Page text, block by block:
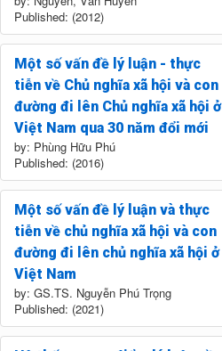
Published: (2012)
Một số vấn đề lý luận - thực
tiễn về Chủ nghĩa xã hội và con
đường đi lên Chủ nghĩa xã hội ở
Việt Nam qua 30 năm đổi mới
by: Phùng Hữu Phú
Published: (2016)
Một số vấn đề lý luận và thực
tiễn về chủ nghĩa xã hội và con
đường đi lên chủ nghĩa xã hội ở
Việt Nam
by: GS.TS. Nguyễn Phú Trọng
Published: (2021)